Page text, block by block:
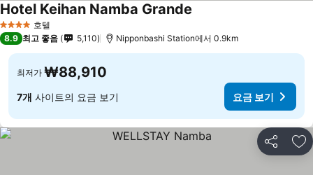
4 성급 호텔
Hotel Keihan Namba Grande
8.9 최고 좋음 5,110 Nipponbashi Station에서 0.9km
최저가 ₩88,910
7개 사이트의 요금 보기 요금 보기
공유 즐